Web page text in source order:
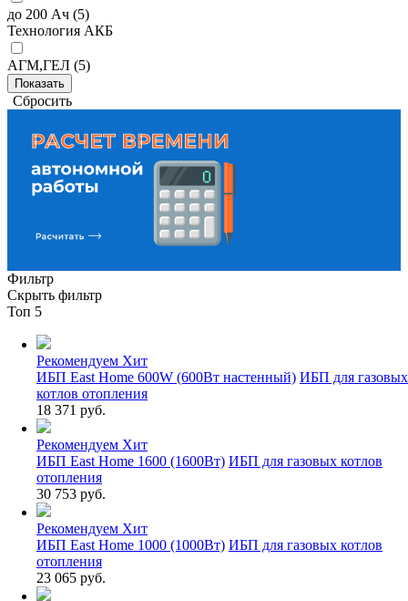
до 200 Ач (5)
Технология АКБ
АГМ,ГЕЛ (5)
Сбросить
Фильтр
Скрыть фильтр
Топ 5
Рекомендуем Хит
ИБП East Home 600W (600Вт настенный) ИБП для газовых
котлов отопления
18 371 руб.
Рекомендуем Хит
ИБП East Home 1600 (1600Вт) ИБП для газовых котлов
отопления
30 753 руб.
Рекомендуем Хит
ИБП East Home 1000 (1000Вт) ИБП для газовых котлов
отопления
23 065 руб.